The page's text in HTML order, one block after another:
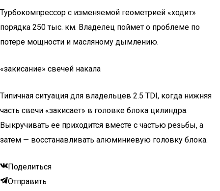
Турбокомпрессор с изменяемой геометрией «ходит»
порядка 250 тыс. км. Владелец поймет о проблеме по
потере мощности и масляному дымлению.
«закисание» свечей накала
Типичная ситуация для владельцев 2.5 TDI, когда нижняя
часть свечи «закисает» в головке блока цилиндра.
Выкручивать ее приходится вместе с частью резьбы, а
затем — восстанавливать алюминиевую головку блока.
Поделиться
Отправить